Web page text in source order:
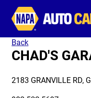
Back
CHAD'S
2183 GRANVILLE RD,